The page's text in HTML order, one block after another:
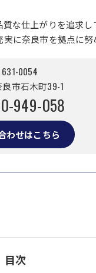
な仕上がりを追求
に奈良市を拠点に努
631-0054
市石木町39-1
949-058
わせはこちら
目次